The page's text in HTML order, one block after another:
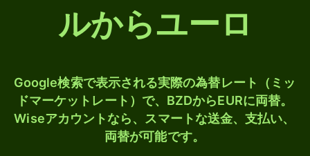
ルからユーロ
Google検索で表示される実際の為替レート（ミッ
ドマーケットレート）で、BZDからEURに両替。
Wiseアカウントなら、スマートな送金、支払い、
両替が可能です。